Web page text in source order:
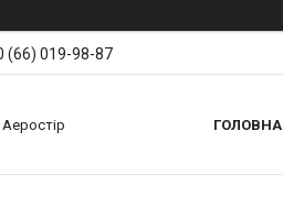
(66) 019-98-87
Аеростір ГОЛОВНА